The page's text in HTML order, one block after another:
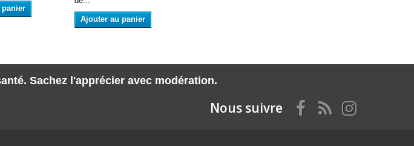
Ajouter au panier
Sachez l'apprécier avec modération.
Nous suivre